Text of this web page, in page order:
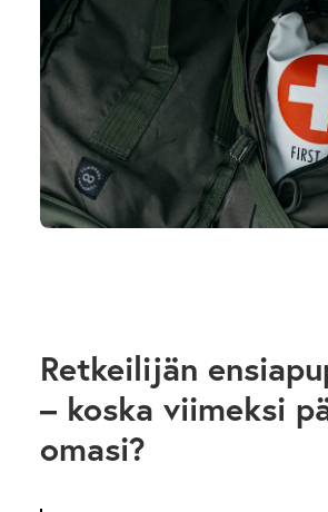
Retkeilijän
– koska viimeksi
omasi?